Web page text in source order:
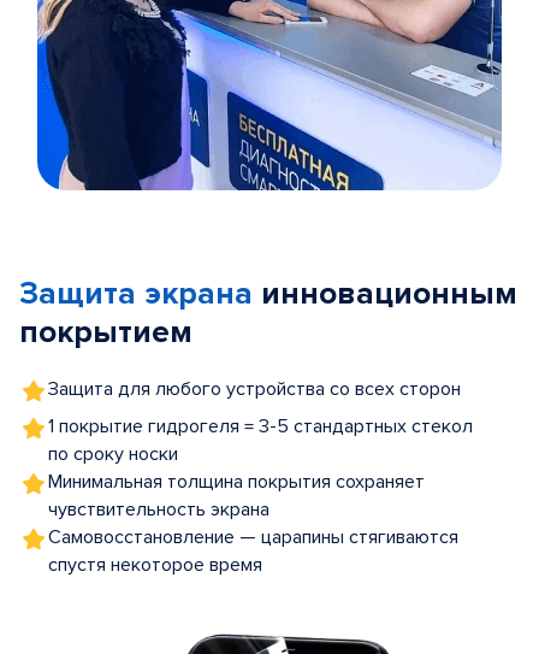
5
Защита экрана инновационным
покрытием
Защита для любого устройства со всех сторон
1 покрытие гидрогеля = 3-5 стандартных стекол
по сроку носки
Минимальная толщина покрытия сохраняет
чувствительность экрана
Самовосстановление — царапины стягиваются
спустя некоторое время